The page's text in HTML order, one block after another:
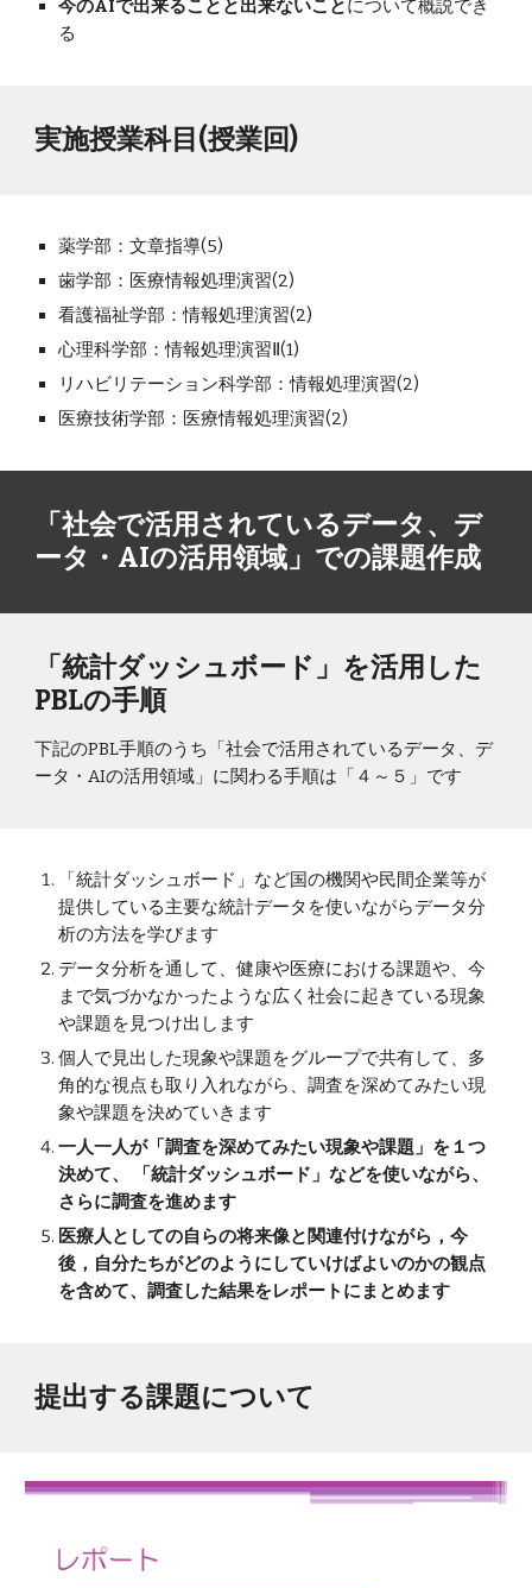
今のAIで出来ることと出来ないことについて概説でき
る
実施授業科目(授業回)
薬学部：文章指導(5)
歯学部：医療情報処理演習(2)
看護福祉学部：情報処理演習(2)
心理科学部：情報処理演習Ⅱ(1)
リハビリテーション科学部：情報処理演習(2)
医療技術学部：医療情報処理演習(2)
「社会で活用されているデータ、デ
ータ・AIの活用領域」での課題作成
「統計ダッシュボード」を活用した
PBLの手順
下記のPBL手順のうち「社会で活用されているデータ、デ
ータ・AIの活用領域」に関わる手順は「４～５」です
「統計ダッシュボード」など国の機関や民間企業等が
提供している主要な統計データを使いながらデータ分
析の方法を学びます
データ分析を通して、健康や医療における課題や、今
まで気づかなかったような広く社会に起きている現象
や課題を見つけ出します
個人で見出した現象や課題をグループで共有して、多
角的な視点も取り入れながら、調査を深めてみたい現
象や課題を決めていきます
一人一人が「調査を深めてみたい現象や課題」を１つ
決めて、 「統計ダッシュボード」などを使いながら、
さらに調査を進めます
医療人としての自らの将来像と関連付けながら，今
後，自分たちがどのようにしていけばよいのかの観点
を含めて、調査した結果をレポートにまとめます
提出する課題について